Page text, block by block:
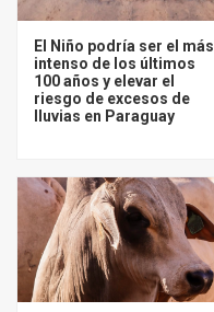
El Niño podría ser el más
intenso de los últimos
100 años y elevar el
riesgo de excesos de
lluvias en Paraguay